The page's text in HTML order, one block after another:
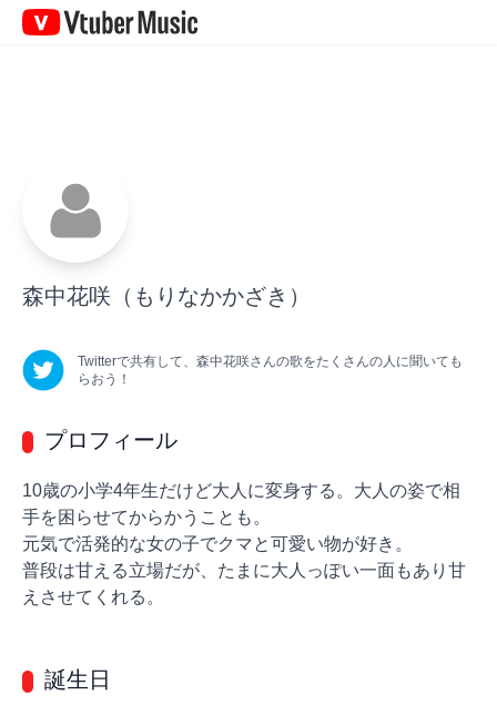
Vtuber
森中花咲 （もりなかかざき）
Twitterで共有して、森中花咲さんの歌をたくさんの人に聞いても
らおう！
プロフィール
10歳の小学4年生だけど大人に変身する。大人の姿で相
手を困らせてからかうことも。
元気で活発的な女の子でクマと可愛い物が好き。
普段は甘える立場だが、たまに大人っぽい一面もあり甘
えさせてくれる。
誕生日